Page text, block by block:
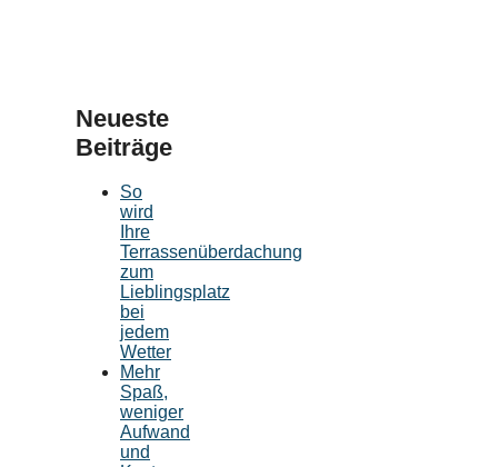
Neueste
Beiträge
So
wird
Ihre
Terrassenüberdachung
zum
Lieblingsplatz
bei
jedem
Wetter
Mehr
Spaß,
weniger
Aufwand
und